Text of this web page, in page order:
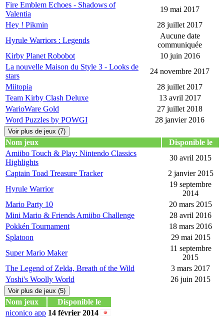
Fire Emblem Echoes - Shadows of
Valentia
19 mai 2017
Hey ! Pikmin
28 juillet 2017
Hyrule Warriors : Legends
Aucune date
communiquée
Kirby Planet Robobot
10 juin 2016
La nouvelle Maison du Style 3 - Looks de
stars
24 novembre 2017
Miitopia
28 juillet 2017
Team Kirby Clash Deluxe
13 avril 2017
WarioWare Gold
27 juillet 2018
Word Puzzles by POWGI
28 janvier 2016
Voir plus de jeux (7)
Nom jeux
Disponible le
Amiibo Touch & Play: Nintendo Classics
Highlights
30 avril 2015
Captain Toad Treasure Tracker
2 janvier 2015
Hyrule Warrior
19 septembre
2014
Mario Party 10
20 mars 2015
Mini Mario & Friends Amiibo Challenge
28 avril 2016
Pokkén Tournament
18 mars 2016
Splatoon
29 mai 2015
Super Mario Maker
11 septembre
2015
The Legend of Zelda, Breath of the Wild
3 mars 2017
Yoshi's Woolly World
26 juin 2015
Voir plus de jeux (5)
Nom jeux
Disponible le
niconico app 14 février 2014